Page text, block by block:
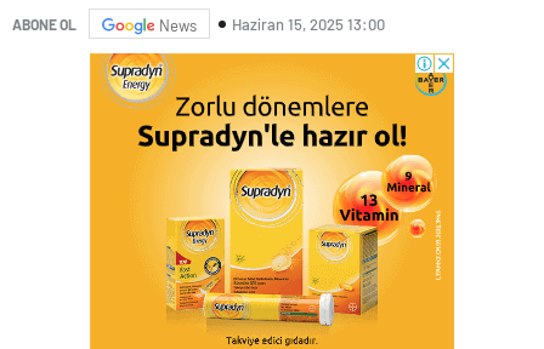
ABONE OL News Haziran 15, 2025 13:00